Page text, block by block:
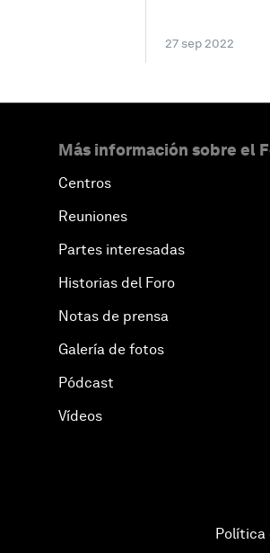
27 sep 2022
Más información sobre el
Centros
Reuniones
Partes interesadas
Historias del Foro
Notas de prensa
Galería de fotos
Pódcast
Vídeos
Política